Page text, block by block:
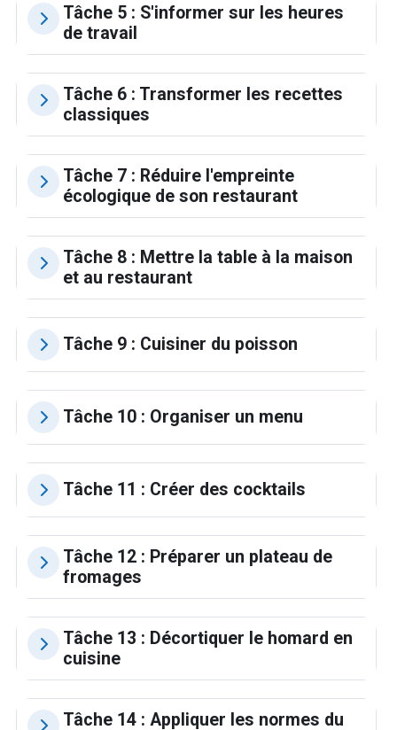
Tâche 5 : S'informer sur les heures
de travail
Tâche 6 : Transformer les recettes
classiques
Tâche 7 : Réduire l'empreinte
écologique de son restaurant
Tâche 8 : Mettre la table à la maison
et au restaurant
Tâche 9 : Cuisiner du poisson
Tâche 10 : Organiser un menu
Tâche 11 : Créer des cocktails
Tâche 12 : Préparer un plateau de
fromages
Tâche 13 : Décortiquer le homard en
cuisine
Tâche 14 : Appliquer les normes du